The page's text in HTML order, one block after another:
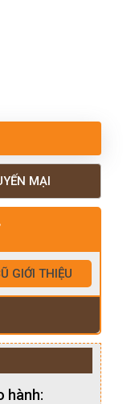
MẠI
GIỚI THIỆU
hành: